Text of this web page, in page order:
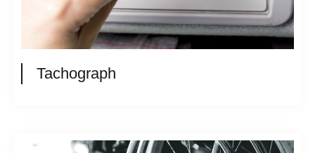
Tachograph